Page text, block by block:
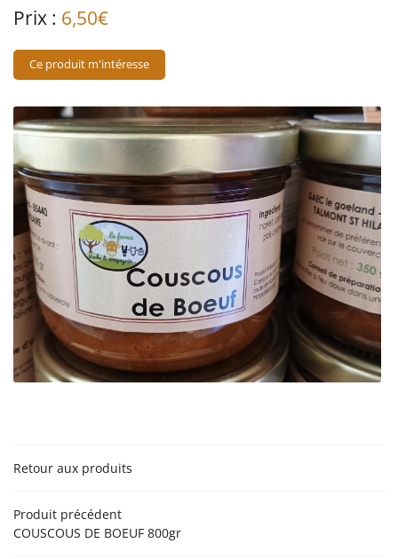
PRODUITS
Une
Rafraîchir le captcha
En cochant cette case, vous consentez à recevoir nos propositions commerciales à
l'adresse email indiqué ci-dessus. Vous pouvez vous désinscrire à tout moment en
utilisantle formulaire de désinscription.
Inscription
Prix : 6,50€
Ce produit m'intéresse
Retour aux produits
Produit précédent
COUSCOUS DE BOEUF 800gr